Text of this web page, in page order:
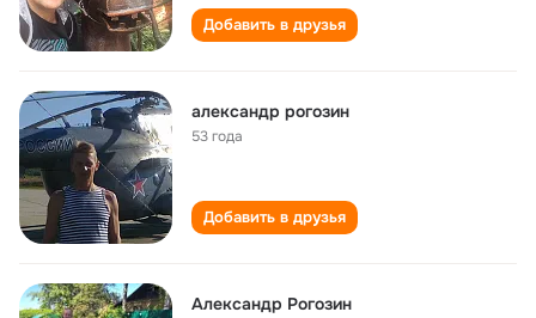
Добавить в друзья
александр рогозин
53 года
Добавить в друзья
Александр Рогозин